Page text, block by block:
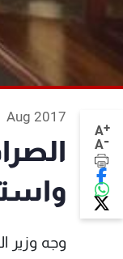
A+
A-
Aug 2017
وجه وزير